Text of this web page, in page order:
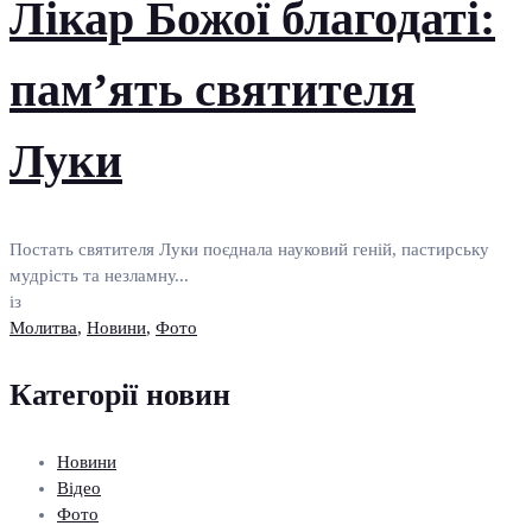
Лікар Божої благодаті:
пам’ять святителя
Луки
Постать святителя Луки поєднала науковий геній, пастирську
мудрість та незламну...
із
Молитва, Новини, Фото
Категорії новин
Новини
Відео
Фото